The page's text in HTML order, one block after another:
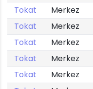
Tokat
Merkez
Tokat
Merkez
Tokat
Merkez
Tokat
Merkez
Tokat
Merkez